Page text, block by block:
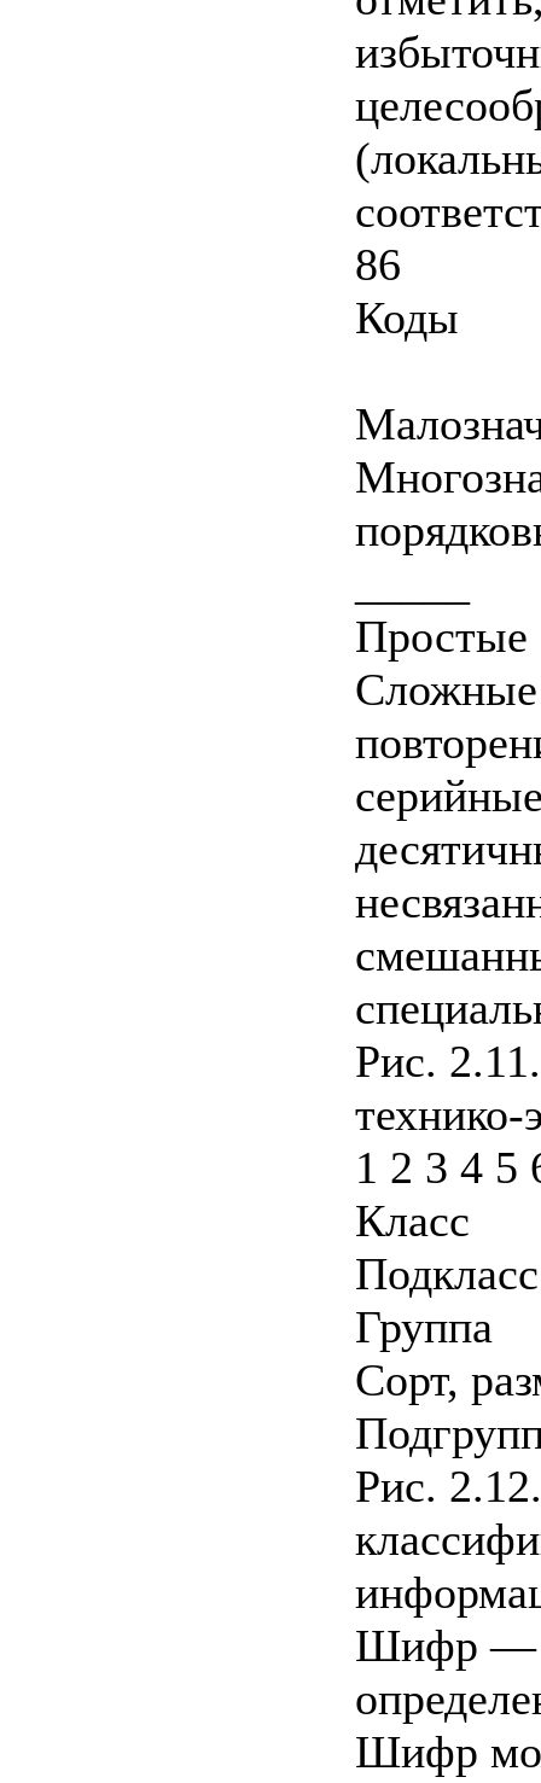
86
Коды
Простые
Сложные
Рис.
1 2 3 4 5
Класс
Подкласс
Группа
Сорт,
Рис.
Шифр —
Шифр